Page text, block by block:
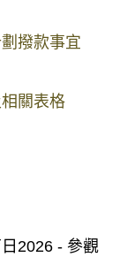
撥款事宜
關表格
2026 - 參觀